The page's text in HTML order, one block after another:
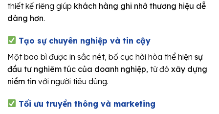
thiết kế riêng giúp khách hàng ghi nhớ thương hiệu dễ
dàng hơn.
Tạo sự chuyên nghiệp và tin cậy
Một bao bì được in sắc nét, bố cục hài hòa thể hiện sự
đầu tư nghiêm túc của doanh nghiệp, từ đó xây dựng
niềm tin với người tiêu dùng.
Tối ưu truyền thông và marketing